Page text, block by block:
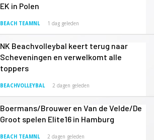
EK in Polen
BEACH TEAMNL 1 dag geleden
NK Beachvolleybal keert terug naar
Scheveningen en verwelkomt alle
toppers
BEACHVOLLEYBAL 2 dagen geleden
Boermans/Brouwer en Van de Velde/De
Groot spelen Elite16 in Hamburg
BEACH TEAMNL 2 dagen geleden